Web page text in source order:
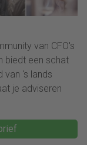
van CFO's
biedt een schat
‘s lands
je adviseren